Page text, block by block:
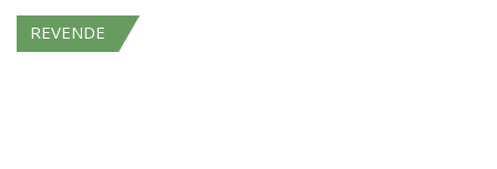
REVENDE